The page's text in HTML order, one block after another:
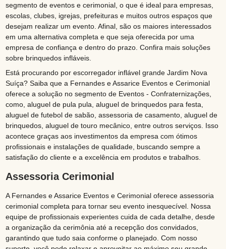
segmento de eventos e cerimonial, o que é ideal para empresas,
escolas, clubes, igrejas, prefeituras e muitos outros espaços que
desejam realizar um evento. Afinal, são os maiores interessados
em uma alternativa completa e que seja oferecida por uma
empresa de confiança e dentro do prazo. Confira mais soluções
sobre brinquedos infláveis.
Está procurando por escorregador inflável grande Jardim Nova
Suíça? Saiba que a Fernandes e Assarice Eventos e Cerimonial
oferece a solução no segmento de Eventos - Confraternizações,
como, aluguel de pula pula, aluguel de brinquedos para festa,
aluguel de futebol de sabão, assessoria de casamento, aluguel de
brinquedos, aluguel de touro mecânico, entre outros serviços. Isso
acontece graças aos investimentos da empresa com ótimos
profissionais e instalações de qualidade, buscando sempre a
satisfação do cliente e a excelência em produtos e trabalhos.
Assessoria Cerimonial
A Fernandes e Assarice Eventos e Cerimonial oferece assessoria
cerimonial completa para tornar seu evento inesquecível. Nossa
equipe de profissionais experientes cuida de cada detalhe, desde
a organização da cerimônia até a recepção dos convidados,
garantindo que tudo saia conforme o planejado. Com nosso